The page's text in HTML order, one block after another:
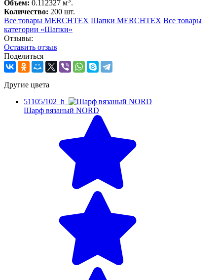
Объем: 0.112327 м .
Количество: 200 шт.
Все товары MERCHTEX Шапки MERCHTEX Все товары
категории «Шапки»
Отзывы:
Оcтавить отзыв
Поделиться
Другие цвета
51105/102_h
Шарф вязаный NORD